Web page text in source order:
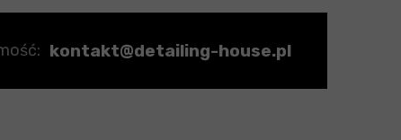
kontakt@detailing-house.pl